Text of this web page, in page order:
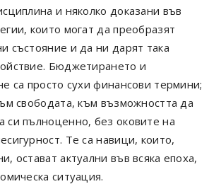
и няколко доказани във
които могат да преобразят
състояние и да ни дарят така
Бюджетирането и
са просто сухи финансови термини;
свободата, към възможността да
си пълноценно, без оковите на
Те са навици, които,
остават актуални във всяка епоха,
ситуация.